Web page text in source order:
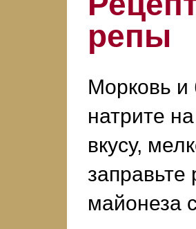
репы
Морковь и
натрите
вкусу,
майонеза